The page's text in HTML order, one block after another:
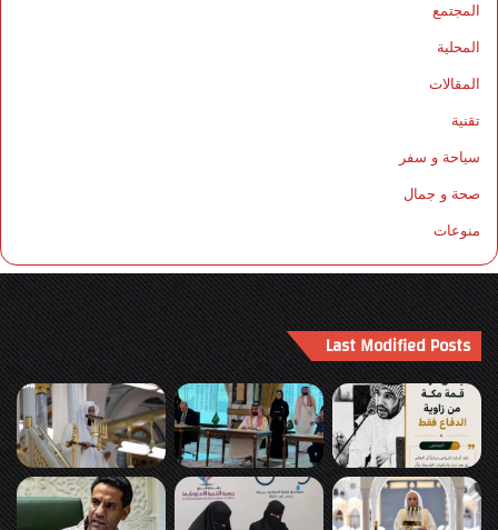
المجتمع
المحلية
المقالات
تقنية
سياحة و سفر
صحة و جمال
منوعات
Last Modified Posts